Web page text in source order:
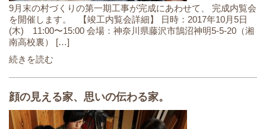
9月末の村づくりの第一期工事が完成にあわせて、 完成内覧会
を開催します。 【竣工内覧会詳細】 日時：2017年10月5日
(木) 11:00〜15:00 会場：神奈川県藤沢市鵠沼神明5-5-20（湘
南高校裏） […]
続きを読む
顔の見える家、思いの伝わる家。